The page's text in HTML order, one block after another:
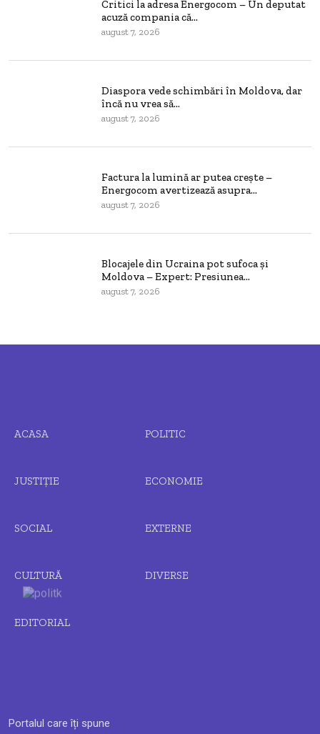
Critici la adresa Energocom – Un deputat
acuză compania că...
august 7, 2026
Diaspora vede schimbări în Moldova, dar
încă nu vrea să...
august 7, 2026
Factura la lumină ar putea crește –
Energocom avertizează asupra...
august 7, 2026
Blocajele din Ucraina pot sufoca și
Moldova – Expert: Presiunea...
august 7, 2026
Portalul care îți spune
ACASA POLITIC
JUSTIȚIE ECONOMIE
SOCIAL EXTERNE
CULTURĂ DIVERSE
EDITORIAL